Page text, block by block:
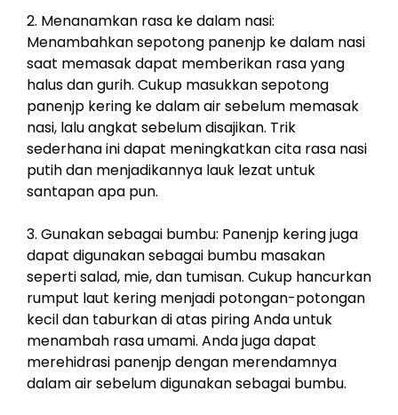
2. Menanamkan rasa ke dalam nasi:
Menambahkan sepotong panenjp ke dalam nasi
saat memasak dapat memberikan rasa yang
halus dan gurih. Cukup masukkan sepotong
panenjp kering ke dalam air sebelum memasak
nasi, lalu angkat sebelum disajikan. Trik
sederhana ini dapat meningkatkan cita rasa nasi
putih dan menjadikannya lauk lezat untuk
santapan apa pun.
3. Gunakan sebagai bumbu: Panenjp kering juga
dapat digunakan sebagai bumbu masakan
seperti salad, mie, dan tumisan. Cukup hancurkan
rumput laut kering menjadi potongan-potongan
kecil dan taburkan di atas piring Anda untuk
menambah rasa umami. Anda juga dapat
merehidrasi panenjp dengan merendamnya
dalam air sebelum digunakan sebagai bumbu.